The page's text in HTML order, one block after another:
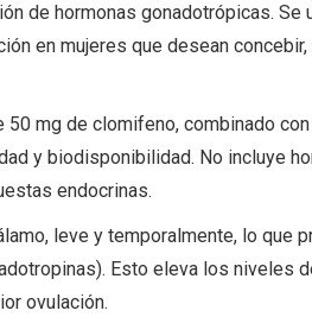
de hormonas gonadotrópicas. Se
en mujeres que desean
mg de clomifeno, combinado
y biodisponibilidad. No incluye
endocrinas.
leve y temporalmente, lo que
Esto eleva los niveles
ovulación.